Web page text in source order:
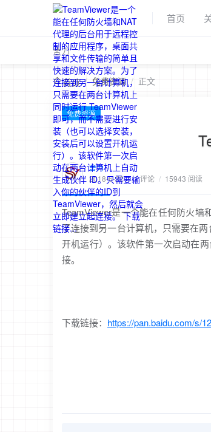
首页
舍力
首页 / 免费资源 / 正文
免费资源
舍力
2018-6-22 / 1 评论 / 15943 阅读
TeamViewer是一个能在任何防火墙
了连接到另一台计算机，只需要在
开机运行）。该软件第一次启动在
接。
下载链接： https://pan.baidu.com/s/